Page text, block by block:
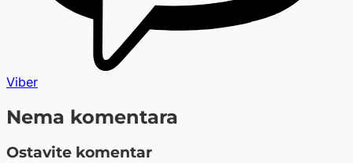
Viber
Nema komentara
Ostavite komentar